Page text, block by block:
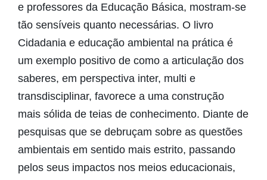
e professores da Educação Básica, mostram-se
tão sensíveis quanto necessárias. O livro
Cidadania e educação ambiental na prática é
um exemplo positivo de como a articulação dos
saberes, em perspectiva inter, multi e
transdisciplinar, favorece a uma construção
mais sólida de teias de conhecimento. Diante de
pesquisas que se debruçam sobre as questões
ambientais em sentido mais estrito, passando
pelos seus impactos nos meios educacionais,